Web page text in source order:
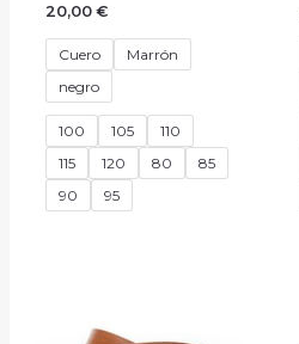
Valorado
0
5
20,00€
Cuero
Marrón
negro
100 105
110
115
120 80
85
90
95